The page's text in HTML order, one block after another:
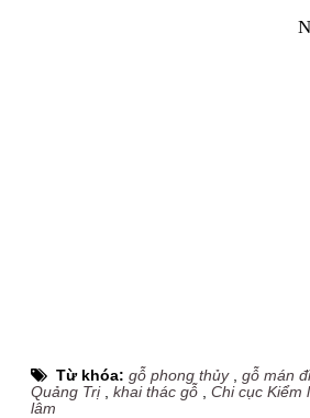
Từ khóa:gỗ phong thủy,gỗ mán
Quảng Trị,khai thác gỗ ,Chi cục Kiểm
lâm